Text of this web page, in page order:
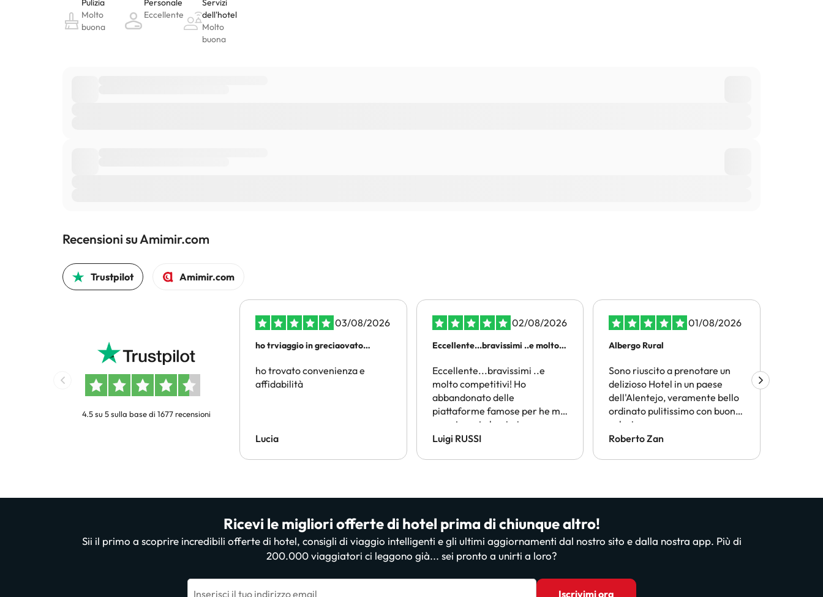
Recensioni su Amimir.com
Trustpilot Amimir.com
4.5 su 5 sulla base di 1677 recensioni
03/08/2026
ho trviaggio in greciaovato
ho trovato convenienza e
affidabilità
Lucia
02/08/2026
Eccellente...bravissimi ..e molto…
Eccellente...bravissimi ..e
molto competitivi! Ho
abbandonato delle
piattaforme famose per he mi
sono trovato benissimo con
loro!
Luigi RUSSI
01/08/2026
Albergo Rural
Sono riuscito a prenotare un
delizioso Hotel in un paese
dell'Alentejo, veramente bello
ordinato pulitissimo con buona
colazione
Roberto Zan
Ricevi le migliori offerte di hotel prima di chiunque altro!
Sii il primo a scoprire incredibili offerte di hotel, consigli di viaggio intelligenti e gli ultimi aggiornamenti dal nostro sito e dalla nostra app. Più di
200.000 viaggiatori ci leggono già... sei pronto a unirti a loro?
Inserisci il tuo indirizzo email Iscrivimi ora